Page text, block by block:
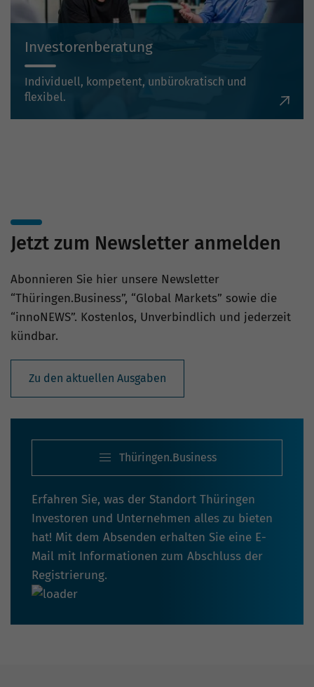
Investorenberatung
Individuell, kompetent, unbürokratisch und
flexibel.
Jetzt zum Newsletter anmelden
Abonnieren Sie hier unsere Newsletter
“Thüringen.Business”, “Global Markets” sowie die
“innoNEWS”. Kostenlos, Unverbindlich und jederzeit
kündbar.
Zu den aktuellen Ausgaben
Thüringen.Business
Erfahren Sie, was der Standort Thüringen
Investoren und Unternehmen alles zu bieten
hat! Mit dem Absenden erhalten Sie eine E-
Mail mit Informationen zum Abschluss der
Registrierung.